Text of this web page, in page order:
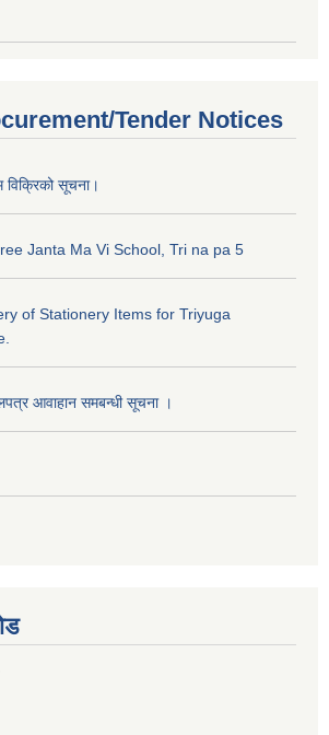
Tender Notices
विक्रिको सूचना।
Janta Ma Vi School, Tri na pa 5
of Stationery Items for Triyuga
आवाहान समबन्धी सूचना ।